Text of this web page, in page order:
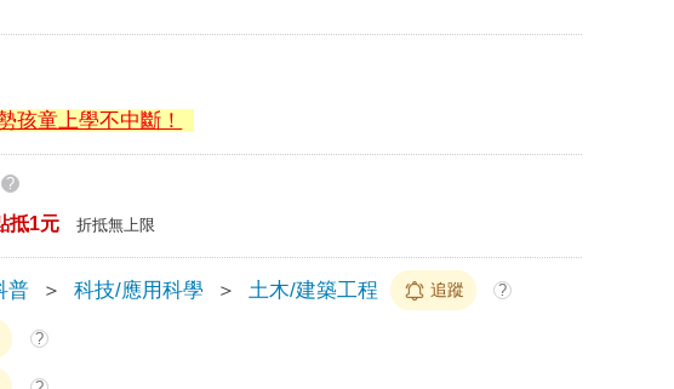
孩童上學不中斷！
?
抵1元 折抵無上限
普 ＞ 科技/應用科學 ＞ 土木/建築工程 追蹤 ?
?